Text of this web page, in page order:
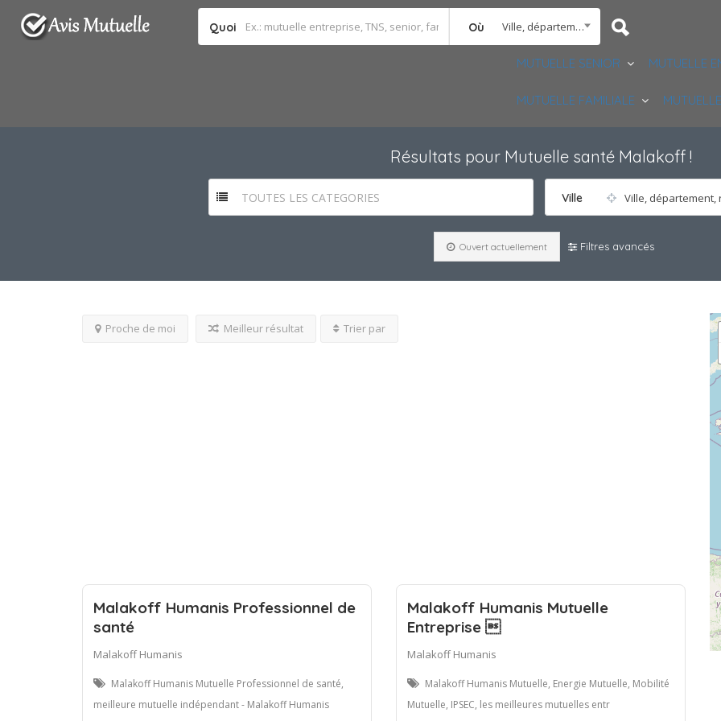
Quoi Où Ville, département, région
MUTUELLE SENIOR MUTUELLE
MUTUELLE FAMILIALE
Résultats pour Mutuelle santé Malakoff!
TOUTES LES CATEGORIES Ville Ville, département,
Ouvert actuellement Filtres avancés
Proche de moi Meilleur résultat Trier par
Malakoff Humanis Professionnel de
santé
Malakoff Humanis
Malakoff Humanis Mutuelle Professionnel de santé,
meilleure mutuelle indépendant - Malakoff Humanis
Malakoff Humanis Mutuelle
Entreprise 
Malakoff Humanis
Malakoff Humanis Mutuelle, Energie Mutuelle, Mobilité
Mutuelle, IPSEC, les meilleures mutuelles entr